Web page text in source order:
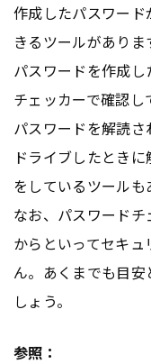
作成したパスワー
きるツールがありま
パスワードを作成
チェッカーで確認し
パスワードを解読
ドライブしたとき
をしているツールも
なお、パスワード
からといってセキ
ん。あくまでも目
しょう。
参照：